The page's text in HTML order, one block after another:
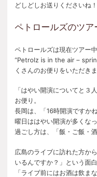
どしどしお送りくださいね！
ペトロールズのツア
ペトロールズは現在ツアー中
“Petrolz is in the air –
くさんのお便りをいただきま
「はやい開演についてと３
お便り。
長岡は、「16時開演ですか
曜日ははやい開演が多くな
過ごし方は、「飯・ご飯・
広島のライブに訪れた方か
いるんですか？」という面白
「ライブ前にはお酒は飲ま